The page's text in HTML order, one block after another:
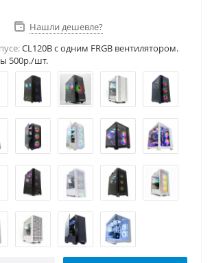
Нашли дешевле?
CL120B c одним FRGB вентилятором.
500р./шт.